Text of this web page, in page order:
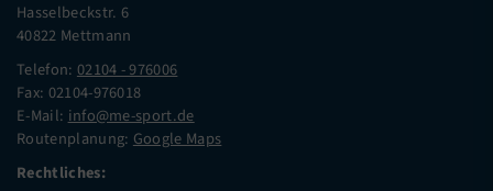
Hasselbeckstr. 6
40822 Mettmann
Telefon: 02104 - 976006
Fax: 02104-976018
E-Mail:info@me-sport.de
Routenplanung: Google Maps
Rechtliches: